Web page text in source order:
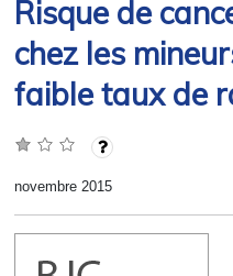
Risque de
chez les
faible taux de
novembre 2015